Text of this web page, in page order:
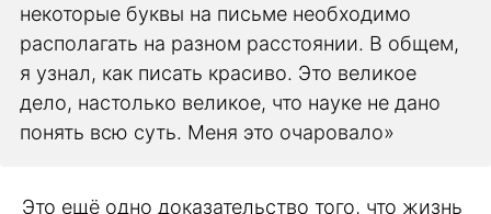
некоторые буквы на письме необходимо
располагать на разном расстоянии. В общем,
я узнал, как писать красиво. Это великое
дело, настолько великое, что науке не дано
понять всю суть. Меня это очаровало»
Это ещё одно доказательство того, что жизнь